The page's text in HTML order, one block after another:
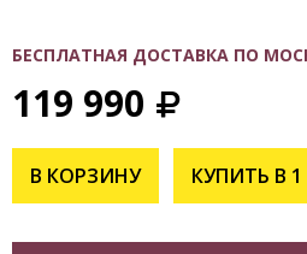
БЕСПЛАТНАЯ ДОСТАВКА ПО
119 990
В КОРЗИНУ КУПИТЬ В